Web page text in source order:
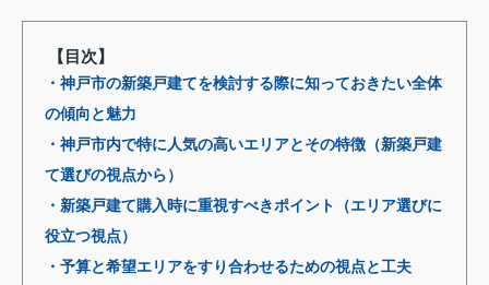
【目次】
・神戸市の新築戸建てを検討する際に知っておきたい全体
の傾向と魅力
・神戸市内で特に人気の高いエリアとその特徴（新築戸建
て選びの視点から）
・新築戸建て購入時に重視すべきポイント（エリア選びに
役立つ視点）
・予算と希望エリアをすり合わせるための視点と工夫